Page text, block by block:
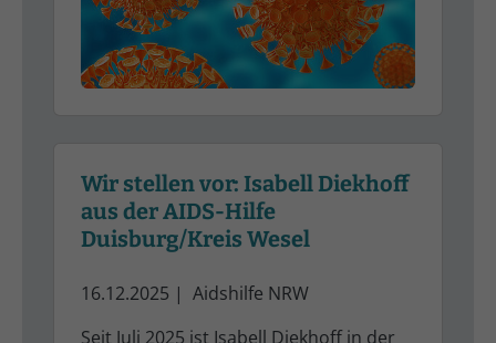
Wir stellen vor: Isabell Diekhoff
aus der AIDS-Hilfe
Duisburg/Kreis Wesel
16.12.2025 | Aidshilfe NRW
Seit Juli 2025 ist Isabell Diekhoff in der